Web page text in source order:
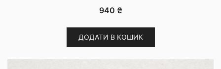
940 ₴
ДОДАТИ В КОШИК